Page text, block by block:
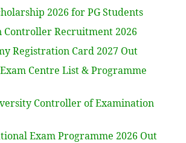
2026 for PG Students
Controller Recruitment 2026
Registration Card 2027 Out
Exam Centre List & Programme
Controller of Examination
Exam Programme 2026 Out